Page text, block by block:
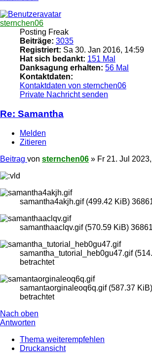
sternchen06
Posting Freak
Beiträge: 3035
Registriert: Sa 30. Jan 2016, 14:59
Hat sich bedankt: 151 Mal
Danksagung erhalten: 56 Mal
Kontaktdaten:
Kontaktdaten von sternchen06
Private Nachricht senden
Re: Samantha
Melden
Zitieren
Beitrag von sternchen06 » Fr 21. Jul
samantha4akjh.gif (499.42 KiB)
samanthaaclqv.gif (570.59 KiB)
samantha_tutorial_heb0gu47.gif
betrachtet
samantaorginaleoq6q.gif (587.37
betrachtet
Nach oben
Antworten
Thema weiterempfehlen
Druckansicht